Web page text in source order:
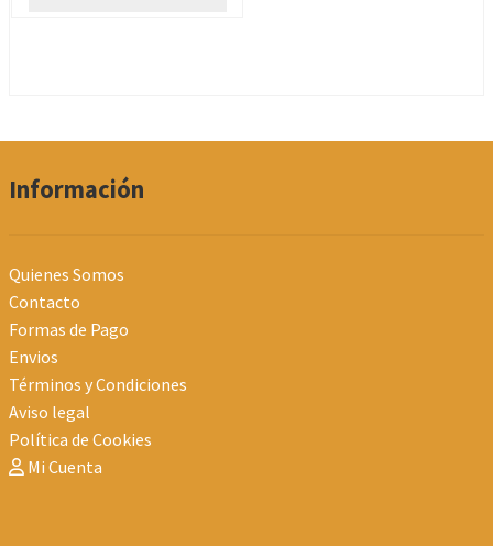
Información
Quienes Somos
Contacto
Formas de Pago
Envios
Términos y Condiciones
Aviso legal
Política de Cookies
Mi Cuenta